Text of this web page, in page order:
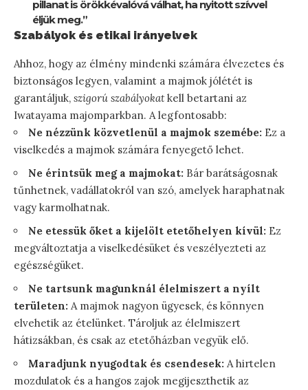
pillanat is örökkévalóvá válhat, ha nyitott szívvel
éljük meg.”
Szabályok és etikai irányelvek
Ahhoz, hogy az élmény mindenki számára élvezetes és
biztonságos legyen, valamint a majmok jólétét is
garantáljuk, szigorú szabályokatkell betartani az
Iwatayama majomparkban. A legfontosabb:
Ne nézzünk közvetlenül a majmok szemébe: Ez a
viselkedés a majmok számára fenyegető lehet.
Ne érintsük meg a majmokat: Bár barátságosnak
tűnhetnek, vadállatokról van szó, amelyek haraphatnak
vagy karmolhatnak.
Ne etessük őket a kijelölt etetőhelyen kívül: Ez
megváltoztatja a viselkedésüket és veszélyezteti az
egészségüket.
Ne tartsunk magunknál élelmiszert a nyílt
területen: A majmok nagyon ügyesek, és könnyen
elvehetik az ételünket. Tároljuk az élelmiszert
hátizsákban, és csak az etetőházban vegyük elő.
Maradjunk nyugodtak és csendesek: A hirtelen
mozdulatok és a hangos zajok megijeszthetik az